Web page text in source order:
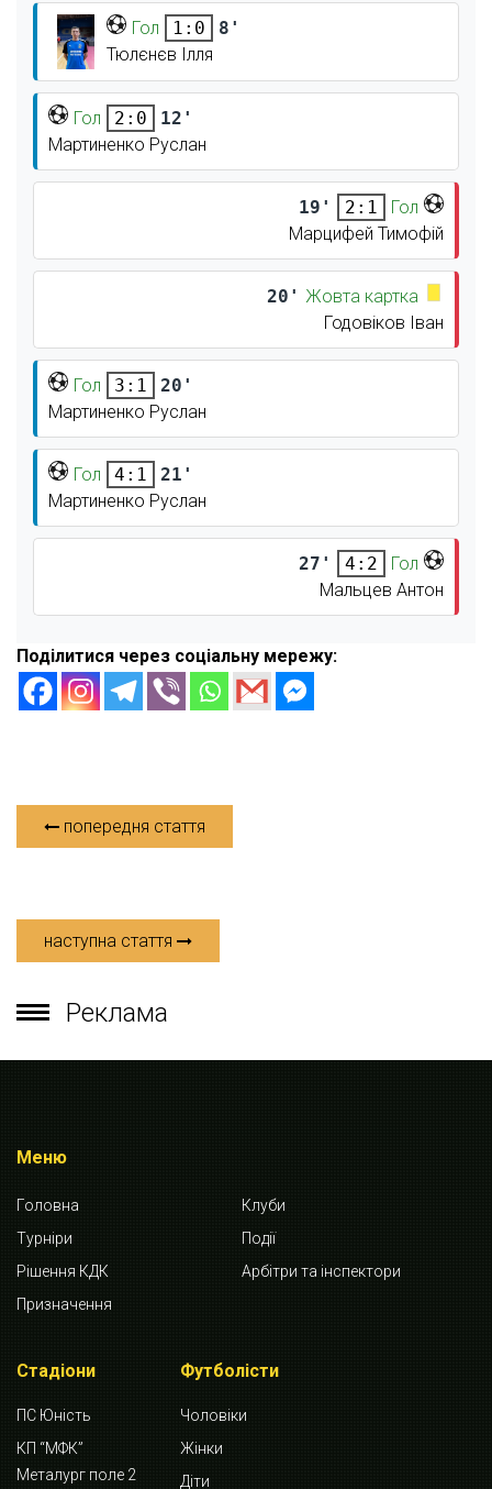
Гол 1:0
8'
Тюлєнєв Ілля
Гол 2:0
12'
Мартиненко Руслан
19' 2:1
Гол
Марцифей Тимофій
20' Жовта картка
Годовіков Іван
Гол 3:1
20'
Мартиненко Руслан
Гол 4:1
21'
Мартиненко Руслан
27' 4:2
Гол
Мальцев Антон
Поділитися через соціальну мережу:
попередня стаття
наступна стаття
Реклама
Меню
Головна
Клуби
Турніри
Події
Рішення КДК
Арбітри та інспектори
Призначення
Стадіони
ПС Юність
КП “МФК”
Металург поле 2
Футболісти
Чоловіки
Жінки
Діти